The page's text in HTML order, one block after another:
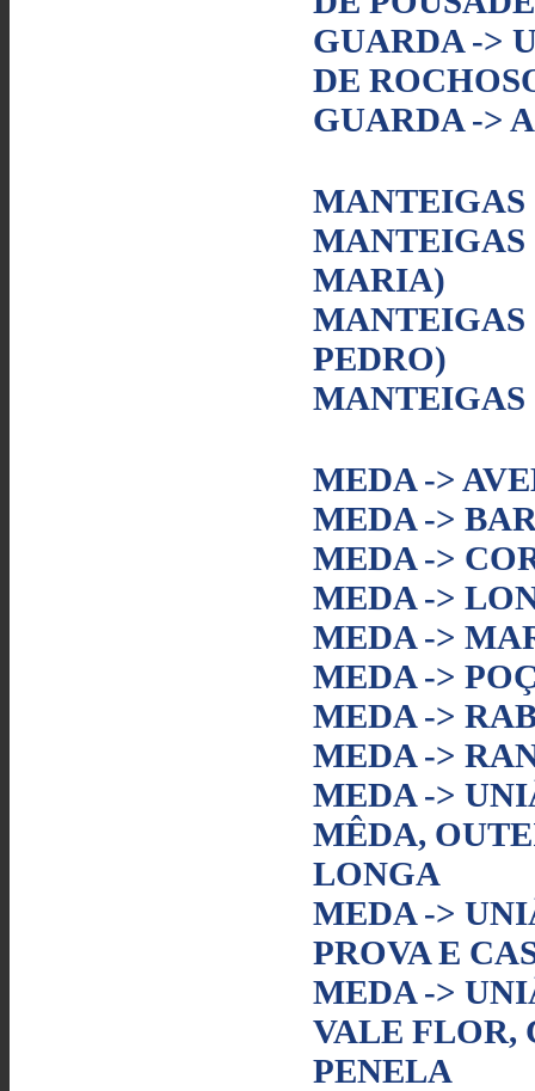
GUARDA ->
DE
GUARDA ->
MANTEIGAS
MANTEIGAS
MARIA)
MANTEIGAS
PEDRO)
MANTEIGAS
MEDA ->
MEDA ->
MEDA ->
MEDA ->
MEDA ->
MEDA ->
MEDA ->
MEDA ->
MEDA ->
MÊDA,
LONGA
MEDA ->
PROVA E
MEDA ->
VALE FLOR,
PENELA